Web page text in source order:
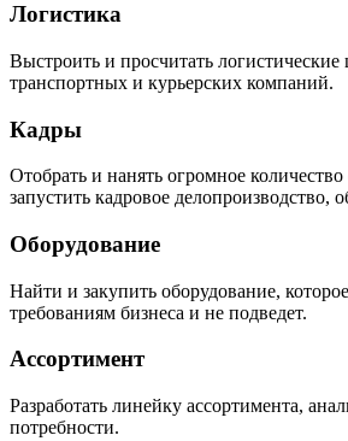
Логистика
Выстроить и просчитать логистические
транспортных и курьерских компаний.
Кадры
Отобрать и нанять огромное количество
запустить кадровое делопроизводство,
Оборудование
Найти и закупить оборудование,
требованиям бизнеса и не подведет.
Ассортимент
Разработать линейку ассортимента,
потребности.